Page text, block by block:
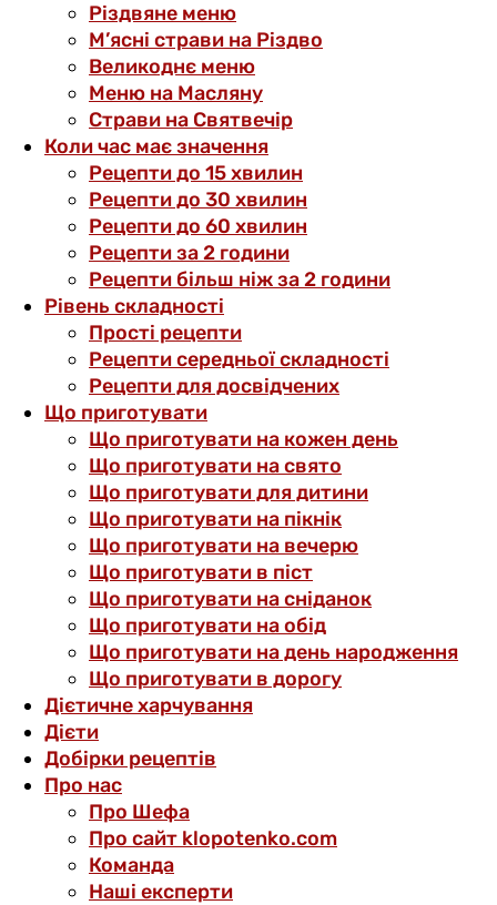
Різдвяне меню
М’ясні страви на Різдво
Великоднє меню
Меню на Масляну
Страви на Святвечір
Коли час має значення
Рецепти до 15 хвилин
Рецепти до 30 хвилин
Рецепти до 60 хвилин
Рецепти за 2 години
Рецепти більш ніж за 2 години
Рівень складності
Прості рецепти
Рецепти середньої складності
Рецепти для досвідчених
Що приготувати
Що приготувати на кожен день
Що приготувати на свято
Що приготувати для дитини
Що приготувати на пікнік
Що приготувати на вечерю
Що приготувати в піст
Що приготувати на сніданок
Що приготувати на обід
Що приготувати на день народження
Що приготувати в дорогу
Дієтичне харчування
Дієти
Добірки рецептів
Про нас
Про Шефа
Про сайт klopotenko.com
Команда
Наші експерти